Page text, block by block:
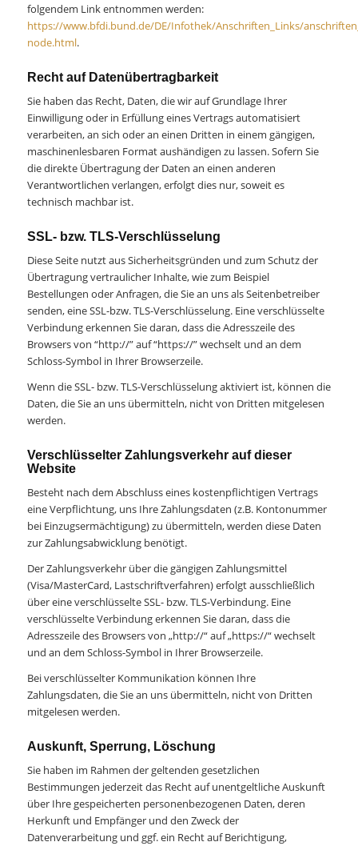
folgendem Link entnommen werden:
https://www.bfdi.bund.de/DE/Infothek/Anschriften_Links/
node.html.
Recht auf Datenübertragbarkeit
Sie haben das Recht, Daten, die wir auf Grundlage Ihrer
Einwilligung oder in Erfüllung eines Vertrags automatisiert
verarbeiten, an sich oder an einen Dritten in einem gängigen,
maschinenlesbaren Format aushändigen zu lassen. Sofern Sie
die direkte Übertragung der Daten an einen anderen
Verantwortlichen verlangen, erfolgt dies nur, soweit es
technisch machbar ist.
SSL- bzw. TLS-Verschlüsselung
Diese Seite nutzt aus Sicherheitsgründen und zum Schutz der
Übertragung vertraulicher Inhalte, wie zum Beispiel
Bestellungen oder Anfragen, die Sie an uns als Seitenbetreiber
senden, eine SSL-bzw. TLS-Verschlüsselung. Eine verschlüsselte
Verbindung erkennen Sie daran, dass die Adresszeile des
Browsers von “http://” auf “https://” wechselt und an dem
Schloss-Symbol in Ihrer Browserzeile.
Wenn die SSL- bzw. TLS-Verschlüsselung aktiviert ist, können die
Daten, die Sie an uns übermitteln, nicht von Dritten mitgelesen
werden.
Verschlüsselter Zahlungsverkehr auf dieser
Website
Besteht nach dem Abschluss eines kostenpflichtigen Vertrags
eine Verpflichtung, uns Ihre Zahlungsdaten (z.B. Kontonummer
bei Einzugsermächtigung) zu übermitteln, werden diese Daten
zur Zahlungsabwicklung benötigt.
Der Zahlungsverkehr über die gängigen Zahlungsmittel
(Visa/MasterCard, Lastschriftverfahren) erfolgt ausschließlich
über eine verschlüsselte SSL- bzw. TLS-Verbindung. Eine
verschlüsselte Verbindung erkennen Sie daran, dass die
Adresszeile des Browsers von „http://“ auf „https://“ wechselt
und an dem Schloss-Symbol in Ihrer Browserzeile.
Bei verschlüsselter Kommunikation können Ihre
Zahlungsdaten, die Sie an uns übermitteln, nicht von Dritten
mitgelesen werden.
Auskunft, Sperrung, Löschung
Sie haben im Rahmen der geltenden gesetzlichen
Bestimmungen jederzeit das Recht auf unentgeltliche Auskunft
über Ihre gespeicherten personenbezogenen Daten, deren
Herkunft und Empfänger und den Zweck der
Datenverarbeitung und ggf. ein Recht auf Berichtigung,